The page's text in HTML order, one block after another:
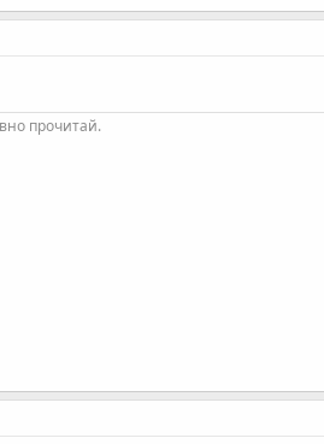
прочитай.